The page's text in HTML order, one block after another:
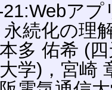
21:Webア
永続化の理
本多 佑希 (
大学)，宮崎